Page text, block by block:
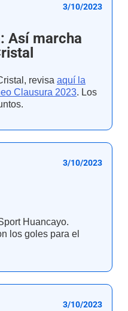
3/10/2023
Así marcha
revisa aquí la
Clausura 2023. Los
3/10/2023
Huancayo.
los goles para el
3/10/2023